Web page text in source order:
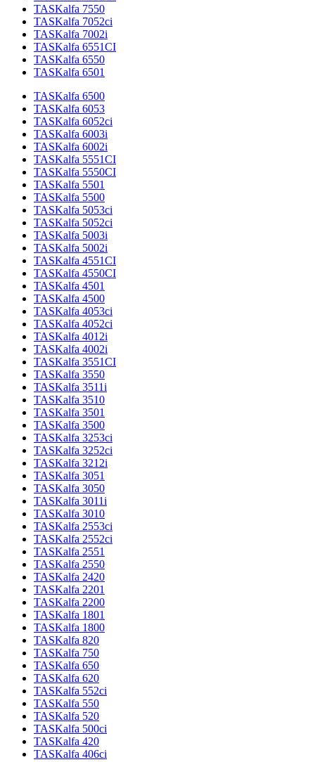
TASKalfa 7550
TASKalfa 7052ci
TASKalfa 7002i
TASKalfa 6551CI
TASKalfa 6550
TASKalfa 6501
TASKalfa 6500
TASKalfa 6053
TASKalfa 6052ci
TASKalfa 6003i
TASKalfa 6002i
TASKalfa 5551CI
TASKalfa 5550CI
TASKalfa 5501
TASKalfa 5500
TASKalfa 5053ci
TASKalfa 5052ci
TASKalfa 5003i
TASKalfa 5002i
TASKalfa 4551CI
TASKalfa 4550CI
TASKalfa 4501
TASKalfa 4500
TASKalfa 4053ci
TASKalfa 4052ci
TASKalfa 4012i
TASKalfa 4002i
TASKalfa 3551CI
TASKalfa 3550
TASKalfa 3511i
TASKalfa 3510
TASKalfa 3501
TASKalfa 3500
TASKalfa 3253ci
TASKalfa 3252ci
TASKalfa 3212i
TASKalfa 3051
TASKalfa 3050
TASKalfa 3011i
TASKalfa 3010
TASKalfa 2553ci
TASKalfa 2552ci
TASKalfa 2551
TASKalfa 2550
TASKalfa 2420
TASKalfa 2201
TASKalfa 2200
TASKalfa 1801
TASKalfa 1800
TASKalfa 820
TASKalfa 750
TASKalfa 650
TASKalfa 620
TASKalfa 552ci
TASKalfa 550
TASKalfa 520
TASKalfa 500ci
TASKalfa 420
TASKalfa 406ci